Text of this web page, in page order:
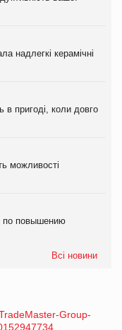
надлегкі керамічні
в пригоді, коли довго
можливості
по повышению
Всі новини